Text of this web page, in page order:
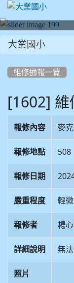
大業國小
維修通報一覽
[1602] 維
報修內容 麥
報修地點 508
報修日期
嚴重程度 輕微
報修者 楊
詳細說明 無
照片